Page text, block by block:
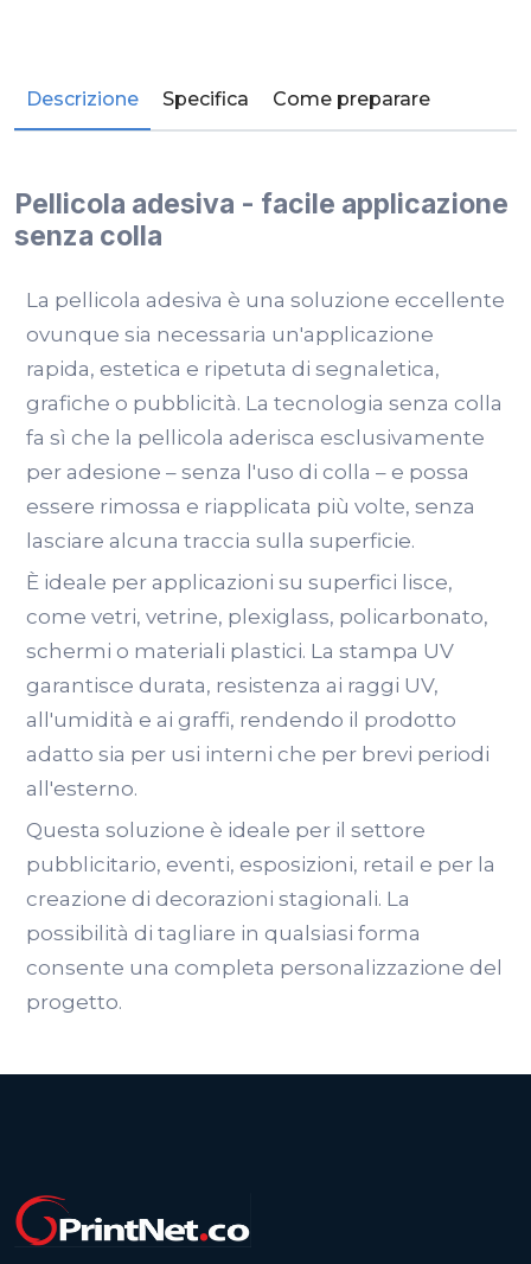
Descrizione Specifica Come preparare
Pellicola adesiva - facile applicazione
senza colla
La pellicola adesiva è una soluzione eccellente
ovunque sia necessaria un'applicazione
rapida, estetica e ripetuta di segnaletica,
grafiche o pubblicità. La tecnologia senza colla
fa sì che la pellicola aderisca esclusivamente
per adesione – senza l'uso di colla – e possa
essere rimossa e riapplicata più volte, senza
lasciare alcuna traccia sulla superficie.
È ideale per applicazioni su superfici lisce,
come vetri, vetrine, plexiglass, policarbonato,
schermi o materiali plastici. La stampa UV
garantisce durata, resistenza ai raggi UV,
all'umidità e ai graffi, rendendo il prodotto
adatto sia per usi interni che per brevi periodi
all'esterno.
Questa soluzione è ideale per il settore
pubblicitario, eventi, esposizioni, retail e per la
creazione di decorazioni stagionali. La
possibilità di tagliare in qualsiasi forma
consente una completa personalizzazione del
progetto.